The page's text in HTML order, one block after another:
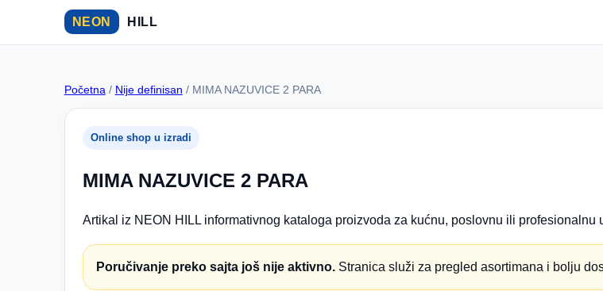
NEON HILL
Početna / Nije definisan / MIMA NAZUVICE 2 PARA
Online shop u izradi
MIMA NAZUVICE 2 PARA
Artikal iz NEON HILL informativnog kataloga proizvoda za kućnu, poslovnu ili profesionalnu
Poručivanje preko sajta još nije aktivno.Stranica služi za pregled asortimana i bolju